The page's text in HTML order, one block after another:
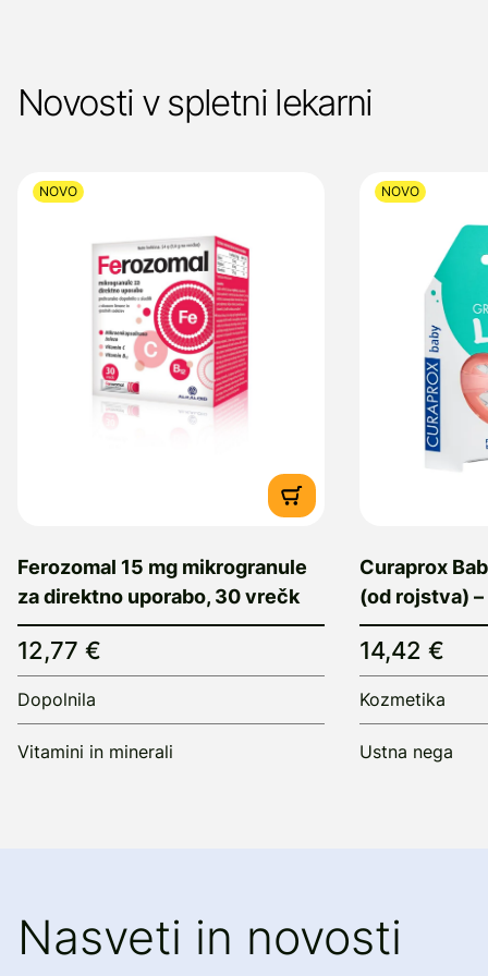
Novosti v spletni lekarni
NOVO
Ferozomal 15 mg mikrogranule
za direktno uporabo, 30 vrečk
12,77 €
Dopolnila
Vitamini in minerali
NOVO
Curaprox
(od rojstva) –
14,42 €
Kozmetika
Ustna nega
Nasveti in novosti